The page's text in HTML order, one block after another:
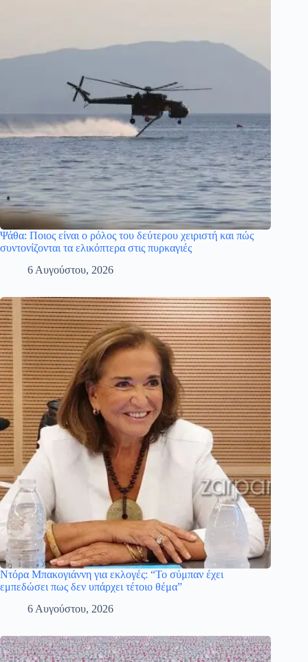
Ψάθα: Ποιος είναι ο ρόλος του δεύτερου χειριστή και πώς
συντονίζονται τα ελικόπτερα στις πυρκαγιές
6 Αυγούστου, 2026
Ντόρα Μπακογιάννη για εκλογές: “Το σύμπαν έχει
εμπεδώσει πως δεν υπάρχει τέτοιο θέμα”
6 Αυγούστου, 2026